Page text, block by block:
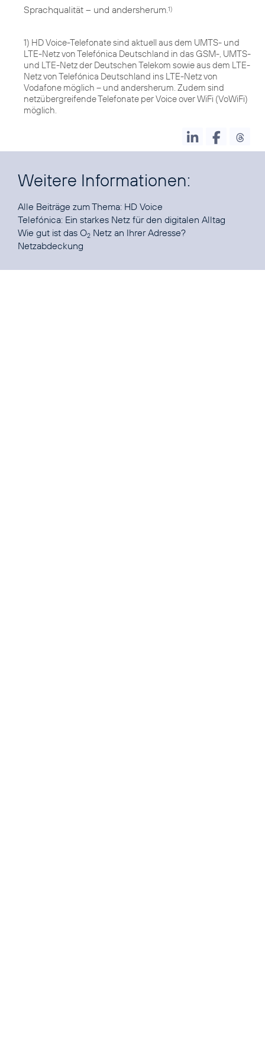
Sprachqualität – und andersherum.1)
1) HD Voice-Telefonate sind aktuell aus dem UMTS- und
LTE-Netz von Telefónica Deutschland in das GSM-, UMTS-
und LTE-Netz der Deutschen Telekom sowie aus dem LTE-
Netz von Telefónica Deutschland ins LTE-Netz von
Vodafone möglich – und andersherum. Zudem sind
netzübergreifende Telefonate per Voice over WiFi (VoWiFi)
möglich.
Weitere Informationen:
Alle Beiträge zum Thema: HD Voice
Telefónica: Ein starkes Netz für den digitalen Alltag
Wie gut ist das O2 Netz an Ihrer Adresse?
Netzabdeckung